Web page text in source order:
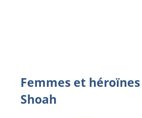
Femmes et
Shoah